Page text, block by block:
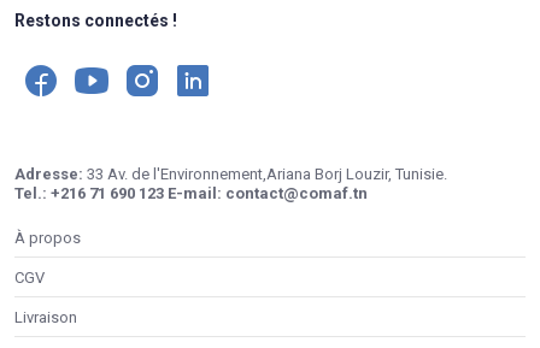
Restons connectés !
Adresse: 33 Av. de l'Environnement,Ariana Borj Louzir, Tunisie.
Tel.: +216 71 690 123 E-mail: contact@comaf.tn
À propos
CGV
Livraison